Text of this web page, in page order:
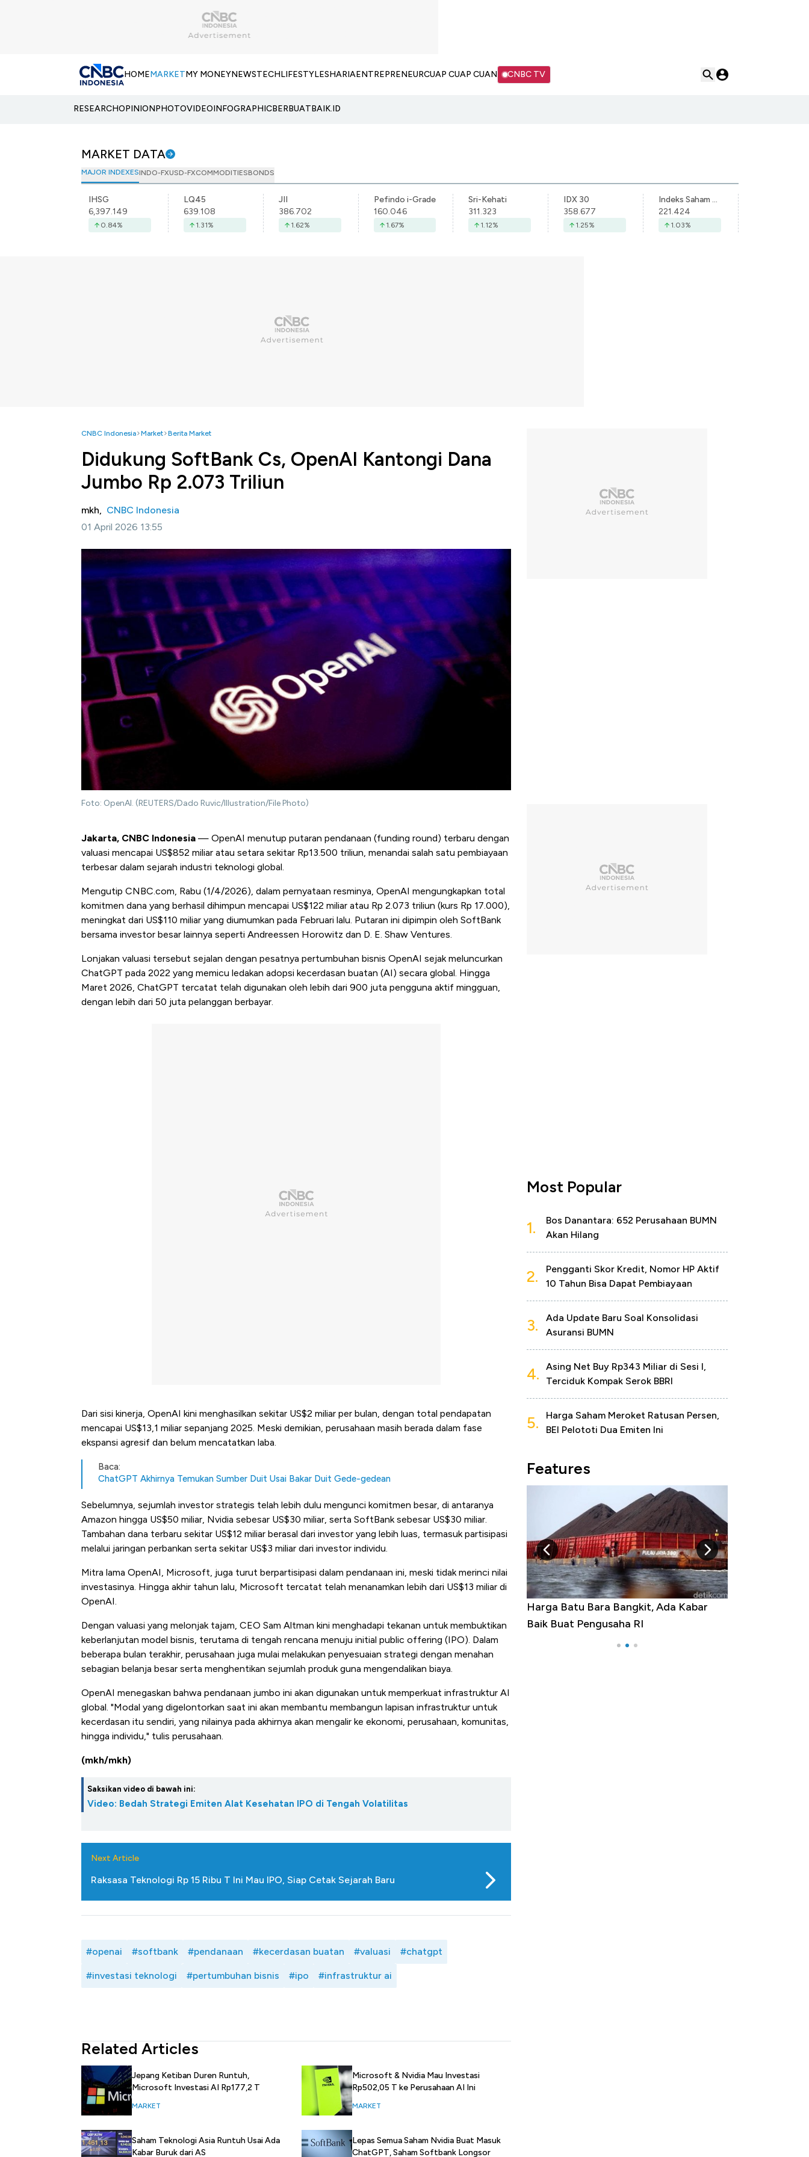
HOMEMARKETMY MONEYNEWSTECHLIFESTYLESHARIAENTREPRENEURCUAP CUAP CUAN CNBC TV
RESEARCHOPINIONPHOTOVIDEOINFOGRAPHICBERBUATBAIK.ID
MARKET DATA
MAJOR INDEXESINDO-FXUSD-FXCOMMODITIESBONDS
IHSG
6,397.149
0.84%
LQ45
639.108
1.31%
JII
386.702
1.62%
Pefindo i-Grade
160.046
1.67%
Sri-Kehati
311.323
1.12%
IDX 30
358.677
1.25%
Indeks Saham Syariah Indonesia
221.424
1.03%
CNBC Indonesia Market Berita Market
Didukung SoftBank Cs, OpenAI Kantongi Dana
Jumbo Rp 2.073 Triliun
mkh, CNBC Indonesia
01 April 2026 13:55
Foto: OpenAI. (REUTERS/Dado Ruvic/Illustration/File Photo)
Jakarta, CNBC Indonesia — OpenAI menutup putaran pendanaan (funding round) terbaru dengan
valuasi mencapai US$852 miliar atau setara sekitar Rp13.500 triliun, menandai salah satu pembiayaan
terbesar dalam sejarah industri teknologi global.
Mengutip CNBC.com, Rabu (1/4/2026), dalam pernyataan resminya, OpenAI mengungkapkan total
komitmen dana yang berhasil dihimpun mencapai US$122 miliar atau Rp 2.073 triliun (kurs Rp 17.000),
meningkat dari US$110 miliar yang diumumkan pada Februari lalu. Putaran ini dipimpin oleh SoftBank
bersama investor besar lainnya seperti Andreessen Horowitz dan D. E. Shaw Ventures.
Lonjakan valuasi tersebut sejalan dengan pesatnya pertumbuhan bisnis OpenAI sejak meluncurkan
ChatGPT pada 2022 yang memicu ledakan adopsi kecerdasan buatan (AI) secara global. Hingga
Maret 2026, ChatGPT tercatat telah digunakan oleh lebih dari 900 juta pengguna aktif mingguan,
dengan lebih dari 50 juta pelanggan berbayar.
Dari sisi kinerja, OpenAI kini menghasilkan sekitar US$2 miliar per bulan, dengan total pendapatan
mencapai US$13,1 miliar sepanjang 2025. Meski demikian, perusahaan masih berada dalam fase
ekspansi agresif dan belum mencatatkan laba.
Baca:
ChatGPT Akhirnya Temukan Sumber Duit Usai Bakar Duit Gede-gedean
Sebelumnya, sejumlah investor strategis telah lebih dulu mengunci komitmen besar, di antaranya
Amazon hingga US$50 miliar, Nvidia sebesar US$30 miliar, serta SoftBank sebesar US$30 miliar.
Tambahan dana terbaru sekitar US$12 miliar berasal dari investor yang lebih luas, termasuk partisipasi
melalui jaringan perbankan serta sekitar US$3 miliar dari investor individu.
Mitra lama OpenAI, Microsoft, juga turut berpartisipasi dalam pendanaan ini, meski tidak merinci nilai
investasinya. Hingga akhir tahun lalu, Microsoft tercatat telah menanamkan lebih dari US$13 miliar di
OpenAI.
Dengan valuasi yang melonjak tajam, CEO Sam Altman kini menghadapi tekanan untuk membuktikan
keberlanjutan model bisnis, terutama di tengah rencana menuju initial public offering (IPO). Dalam
beberapa bulan terakhir, perusahaan juga mulai melakukan penyesuaian strategi dengan menahan
sebagian belanja besar serta menghentikan sejumlah produk guna mengendalikan biaya.
OpenAI menegaskan bahwa pendanaan jumbo ini akan digunakan untuk memperkuat infrastruktur AI
global. "Modal yang digelontorkan saat ini akan membantu membangun lapisan infrastruktur untuk
kecerdasan itu sendiri, yang nilainya pada akhirnya akan mengalir ke ekonomi, perusahaan, komunitas,
hingga individu," tulis perusahaan.
(mkh/mkh)
Saksikan video di bawah ini:
Video: Bedah Strategi Emiten Alat Kesehatan IPO di Tengah Volatilitas
Next Article
Raksasa Teknologi Rp 15 Ribu T Ini Mau IPO, Siap Cetak Sejarah Baru
#openai #softbank #pendanaan #kecerdasan buatan #valuasi #chatgpt
#investasi teknologi #pertumbuhan bisnis #ipo #infrastruktur ai
Related Articles
Jepang Ketiban Duren Runtuh,
Microsoft Investasi AI Rp177,2 T
MARKET
Saham Teknologi Asia Runtuh Usai Ada
Kabar Buruk dari AS
Microsoft & Nvidia Mau Investasi
Rp502,05 T ke Perusahaan AI Ini
MARKET
Lepas Semua Saham Nvidia Buat Masuk
ChatGPT, Saham Softbank Longsor
Most Popular
1.
Bos Danantara: 652 Perusahaan BUMN
Akan Hilang
2.
Pengganti Skor Kredit, Nomor HP Aktif
10 Tahun Bisa Dapat Pembiayaan
3.
Ada Update Baru Soal Konsolidasi
Asuransi BUMN
4.
Asing Net Buy Rp343 Miliar di Sesi I,
Terciduk Kompak Serok BBRI
5.
Harga Saham Meroket Ratusan Persen,
BEI Pelototi Dua Emiten Ini
Features
Langit Dunia, Pembunuh Boeing-Airbus?
Harga Batu Bara Bangkit, Ada Kabar
Baik Buat Pengusaha RI